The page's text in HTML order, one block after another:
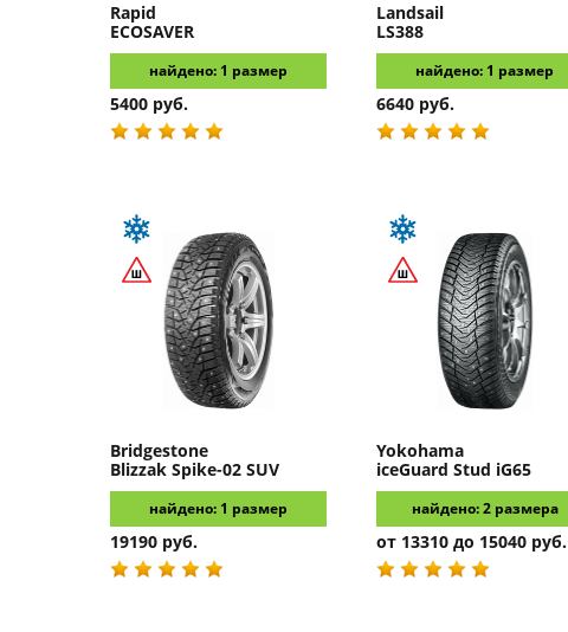
Rapid
ECOSAVER
найдено: 1 размер
5400 руб.
Landsail
LS388
найдено: 1 размер
6640 руб.
Bridgestone
Blizzak Spike-02 SUV
найдено: 1 размер
19190 руб.
Yokohama
iceGuard Stud iG65
найдено: 2 размера
от 13310 до 15040 руб.